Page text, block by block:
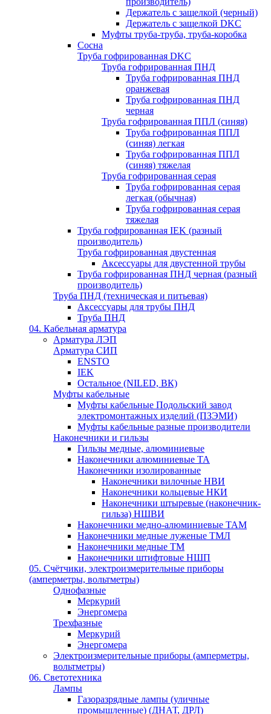
Держатель с защелкой (черный)
Держатель с защелкой DKC
Муфты труба-труба, труба-коробка
Сосна
Труба гофрированная DKC
Труба гофрированная ПНД
Труба гофрированная ПНД
оранжевая
Труба гофрированная ПНД
черная
Труба гофрированная ППЛ (синяя)
Труба гофрированная ППЛ
(синяя) легкая
Труба гофрированная ППЛ
(синяя) тяжелая
Труба гофрированная серая
Труба гофрированная серая
легкая (обычная)
Труба гофрированная серая
тяжелая
Труба гофрированная IEK (разный
производитель)
Труба гофрированная двустенная
Аксессуары для двустенной трубы
Труба гофрированная ПНД черная (разный
производитель)
Труба ПНД (техническая и питьевая)
Аксессуары для трубы ПНД
Труба ПНД
04. Кабельная арматура
Арматура ЛЭП
Арматура СИП
ENSTO
IEK
Остальное (NILED, ВК)
Муфты кабельные
Муфты кабельные Подольский завод
электромонтажных изделий (ПЗЭМИ)
Муфты кабельные разные производители
Наконечники и гильзы
Гильзы медные, алюминиевые
Наконечники алюминиевые ТА
Наконечники изолированные
Наконечники вилочные НВИ
Наконечники кольцевые НКИ
Наконечники штыревые (наконечник-
гильза) НШВИ
Наконечники медно-алюминиевые ТАМ
Наконечники медные луженые ТМЛ
Наконечники медные ТМ
Наконечники штифтовые НШП
05. Счётчики, электроизмерительные приборы
(амперметры, вольтметры)
Однофазные
Меркурий
Энергомера
Трехфазные
Меркурий
Энергомера
Электроизмерительные приборы (амперметры,
вольтметры)
06. Светотехника
Лампы
Газоразрядные лампы (уличные
промышленные) (ДНАТ, ДРЛ)